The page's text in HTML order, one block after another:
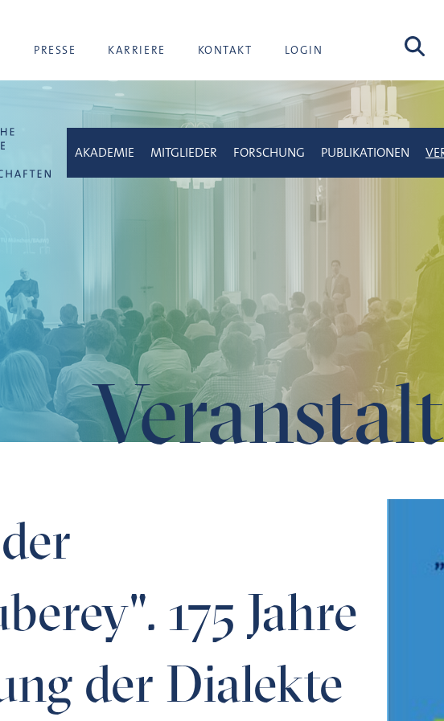
PRESSE KARRIERE KONTAKT LOGIN Suche
AKADEMIE MITGLIEDER FORSCHUNG PUBLIKATIONEN
175 Jahre
der Dialekte